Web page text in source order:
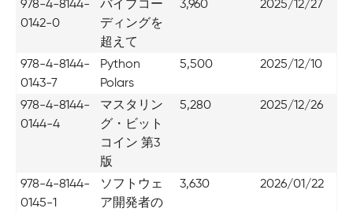
978-4-8144-
0142-0
バイブコー
ディングを
超えて
3,960 2025/12/27
978-4-8144-
0143-7
Python
Polars
5,500 2025/12/10
978-4-8144-
0144-4
マスタリン
グ・ビット
コイン 第3
版
5,280 2025/12/26
978-4-8144-
0145-1
ソフトウェ
ア開発者の
3,630 2026/01/22